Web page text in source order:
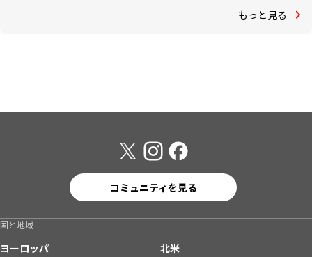
もっと見る
コミュニティを見る
国と地域
ヨーロッパ
北米